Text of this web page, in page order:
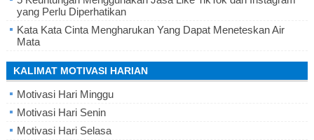
yang Perlu Diperhatikan
Kata Kata Cinta Mengharukan Yang Dapat Meneteskan Air
Mata
KALIMAT MOTIVASI HARIAN
Motivasi Hari Minggu
Motivasi Hari Senin
Motivasi Hari Selasa